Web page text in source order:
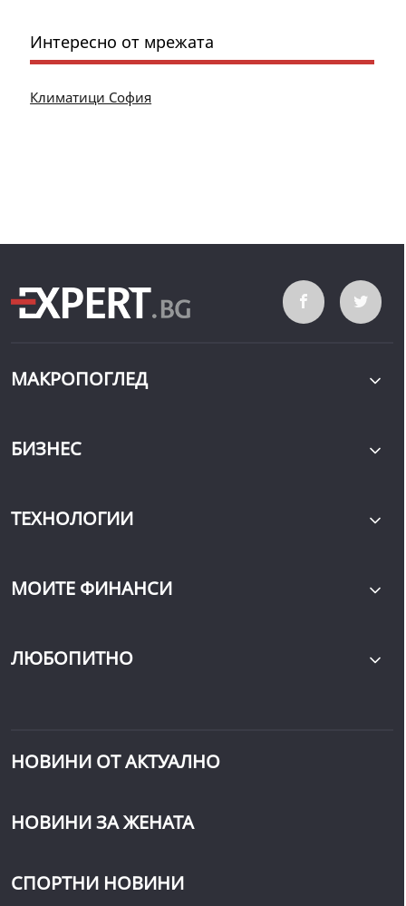
Интересно от мрежата
Климатици София
МАКРОПОГЛЕД
БИЗНЕС
ТЕХНОЛОГИИ
МОИТЕ ФИНАНСИ
ЛЮБОПИТНО
НОВИНИ ОТ АКТУАЛНО
НОВИНИ ЗА ЖЕНАТА
СПОРТНИ НОВИНИ